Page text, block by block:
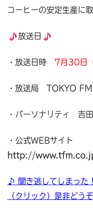
コーヒーの安定生産に
放送日
・放送日時 7月30日
・放送局 TOKYO
・パーソナリティ 吉
・公式WEBサイト
http://
♪ 聞き逃してしまっ
（クリック）是非どう